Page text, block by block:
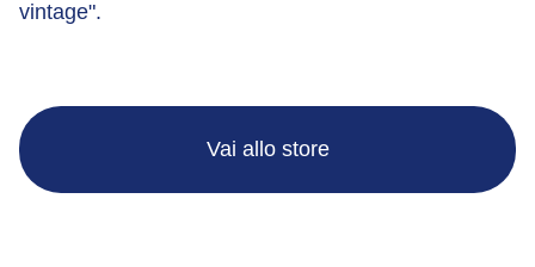
vintage".
Vai allo store